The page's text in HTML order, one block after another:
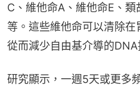
C、維他命A、維他命E、
等。這些維他命可以清除在
從而減少自由基介導的DNA
研究顯示，一週5天或更多